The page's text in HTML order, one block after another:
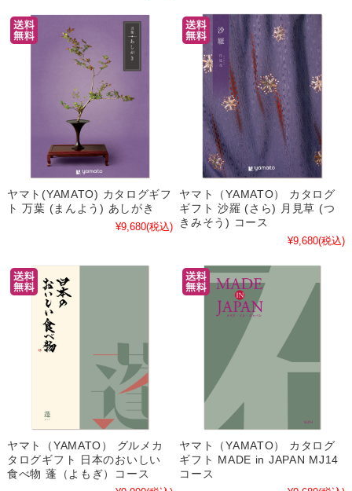
ヤマト(YAMATO) カタログギフ
ト 万葉 (まんよう) あしがき
¥9,680(税込)
ヤマト（YAMATO） カタログ
ギフト 沙羅 (さら) 月見草 (つ
きみそう) コース
¥9,680(税込)
ヤマト（YAMATO） グルメカ
タログギフト 日本のおいしい
食べ物 蓬（よもぎ）コース
ヤマト（YAMATO） カタログ
ギフト MADE in JAPAN MJ14
コース